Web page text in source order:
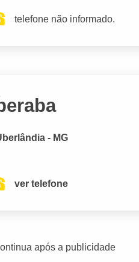
telefone não informado.
- MG
ver telefone
após a publicidade